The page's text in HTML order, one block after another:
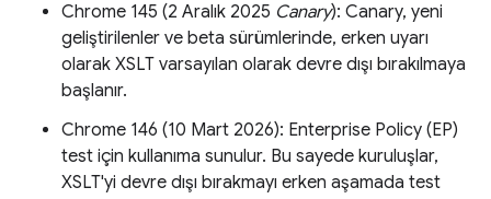
Chrome 145 (2 Aralık 2025 Canary): Canary, yeni
geliştirilenler ve beta sürümlerinde, erken uyarı
olarak XSLT varsayılan olarak devre dışı bırakılmaya
başlanır.
Chrome 146 (10 Mart 2026): Enterprise Policy (EP)
test için kullanıma sunulur. Bu sayede kuruluşlar,
XSLT'yi devre dışı bırakmayı erken aşamada test